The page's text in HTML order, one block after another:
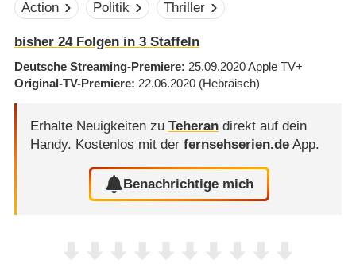
Action Politik Thriller
bisher 24Folgen in 3Staffeln
Deutsche Streaming-Premiere 25.09.2020Apple TV+
Original-TV-Premiere 22.06.2020 (Hebräisch)
Erhalte Neuigkeiten zu Teherandirekt auf dein
Handy. Kostenlos mit der fernsehserien.deApp.
Benachrichtige mich